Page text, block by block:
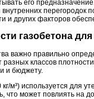
его
и других факторов
газобетона
важно правильно
классов
и бюджету.
м³) используется для
может повлиять на